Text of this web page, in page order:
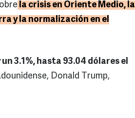
la crisis en Oriente Medio, la
y la normalización en el
3.1%, hasta 93.04 dólares el
Donald Trump,